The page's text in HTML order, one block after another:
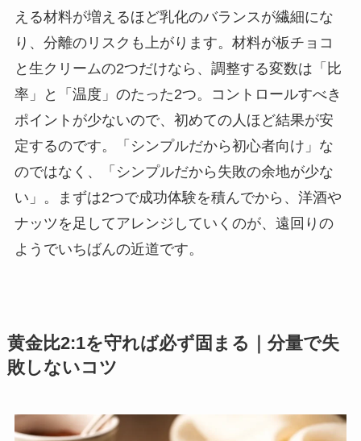
える材料が増えるほど乳化のバランスが繊細にな
り、分離のリスクも上がります。材料が板チョコ
と生クリームの2つだけなら、調整する変数は「比
率」と「温度」のたった2つ。コントロールすべき
ポイントが少ないので、初めての人ほど結果が安
定するのです。「シンプルだから初心者向け」な
のではなく、「シンプルだから失敗の余地が少な
い」。まずは2つで成功体験を積んでから、洋酒や
ナッツを足してアレンジしていくのが、遠回りの
ようでいちばんの近道です。
黄金比2:1を守れば必ず固まる｜分量で失
敗しないコツ